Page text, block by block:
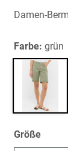
springen
Damen-
Farbe: grün
Größe